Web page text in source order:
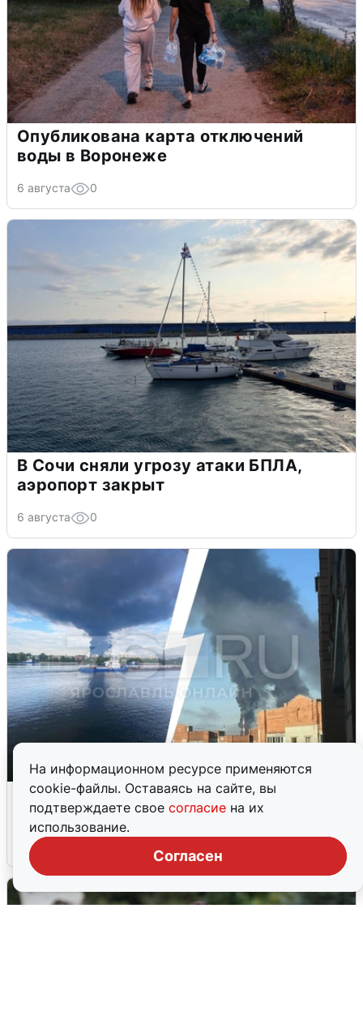
На информационном ресурсе применяются
cookie-файлы. Оставаясь на сайте, вы
подтверждаете свое согласие на их
использование.
Согласен
Опубликована карта отключений
воды в Воронеже
6 августа 0
В Сочи сняли угрозу атаки БПЛА,
аэропорт закрыт
6 августа 0
Ночная атака БПЛА на Ярославль:
попадания и последствия
6 августа